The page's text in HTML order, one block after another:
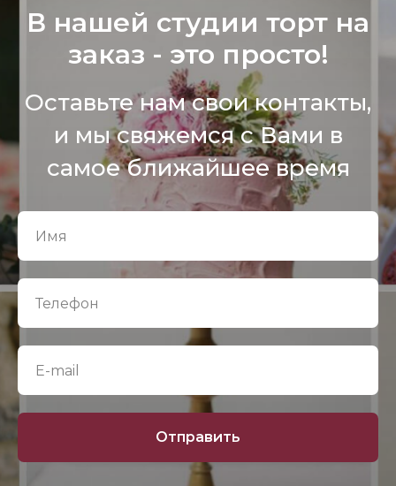
В нашей студии торт на
заказ - это просто!
Оставьте нам свои контакты,
и мы свяжемся с Вами в
самое ближайшее время
Отправить